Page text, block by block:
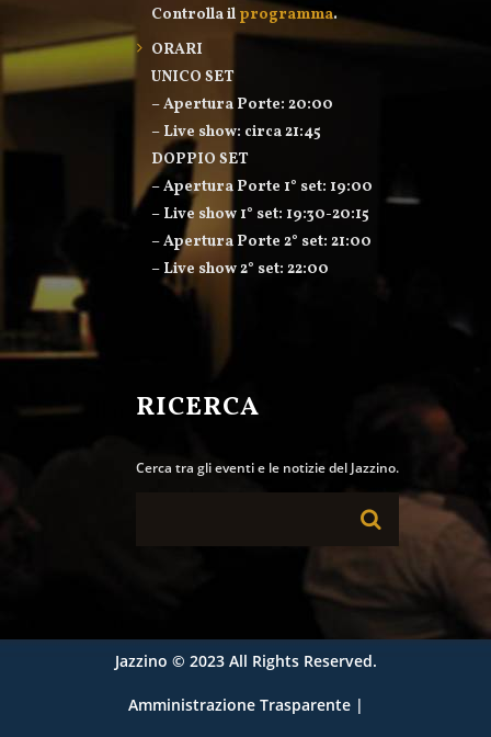
Controlla il programma.
ORARI
UNICO SET
– Apertura Porte: 20:00
– Live show: circa 21:45
DOPPIO SET
– Apertura Porte 1° set: 19:00
– Live show 1° set: 19:30-20:15
– Apertura Porte 2° set: 21:00
– Live show 2° set: 22:00
RICERCA
Cerca tra gli eventi e le notizie del Jazzino.
Jazzino © 2023 All Rights Reserved.
Amministrazione Trasparente|